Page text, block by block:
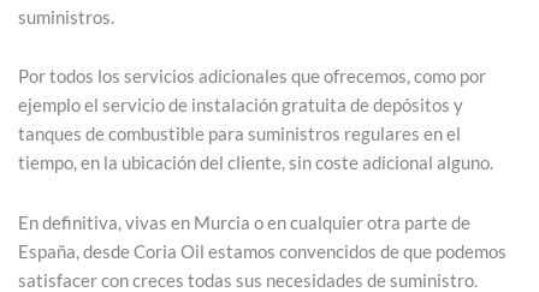
suministros.
Por todos los servicios adicionales que ofrecemos, como por
ejemplo el servicio de instalación gratuita de depósitos y
tanques de combustible para suministros regulares en el
tiempo, en la ubicación del cliente, sin coste adicional alguno.
En definitiva, vivas en Murcia o en cualquier otra parte de
España, desde Coria Oil estamos convencidos de que podemos
satisfacer con creces todas sus necesidades de suministro.